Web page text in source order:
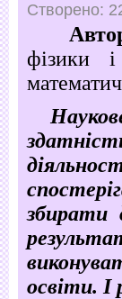
Створено:
фізики і
збирати
освіти.